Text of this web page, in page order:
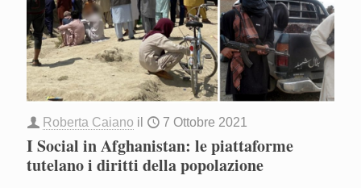
Roberta Caiano il 7 Ottobre 2021
I Social in Afghanistan: le piattaforme
tutelano i diritti della popolazione